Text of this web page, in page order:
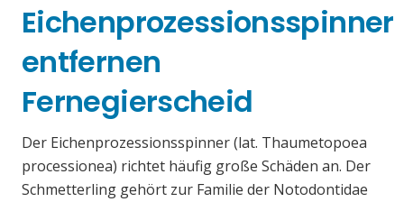
Eichenprozessionsspinner
entfernen
Fernegierscheid
Der Eichenprozessionsspinner (lat. Thaumetopoea
processionea) richtet häufig große Schäden an. Der
Schmetterling gehört zur Familie der Notodontidae